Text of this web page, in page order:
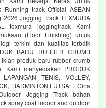
Running track Official ASEAN
2026 Jogging Track TEXMURA
texmura joggingtrack Kami
(Floor Finishing) untuk
terkini dan kualitas terbaik
BARU RUBBER CRUMB
produk baru rubber crumb
Kami menyediakan PRODUK
TENIS, VOLLEY,
BADMINTON,FUTSAL. Cina
Jogging Track bahan
spray coat indoor and outdoor